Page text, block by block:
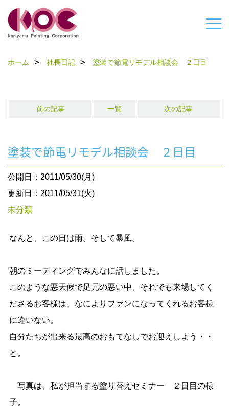
ホーム 社長日記 塗装で節電リモデル相談会 ２日目
前の記事 一覧 次の記事
塗装で節電リモデル相談会 ２日目
公開日：2011/05/30(月)
更新日：2011/05/31(火)
未分類
なんと、この日は雨。そして暴風。
朝のミーティングでみんなに話しました。
このような悪天候で足元の悪い中、それでも来場してく
ださるお客様は、なによりファンになってくれるお客様
に違いない。
自分たちが出来る最高のおもてなしでお迎えしよう・・
と。
写真は、私が担当する塗り替えセミナー ２日目の様
子。